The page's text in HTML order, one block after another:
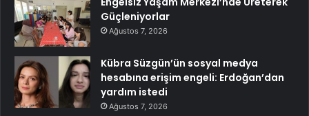
Güçleniyorlar
Ağustos 7, 2026
Kübra Süzgün’ün sosyal medya
hesabına erişim engeli: Erdoğan’dan
yardım istedi
Ağustos 7, 2026